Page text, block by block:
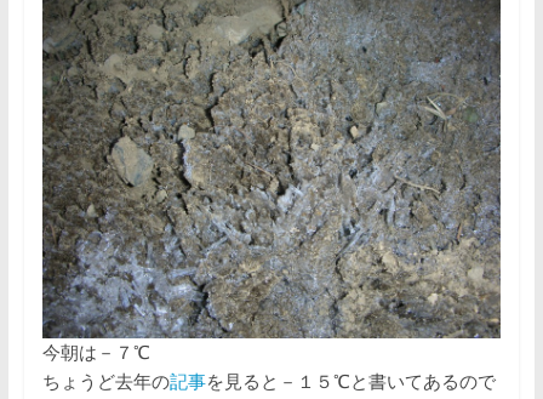
今朝は－７℃
ちょうど去年の記事を見ると－１５℃と書いてあるので